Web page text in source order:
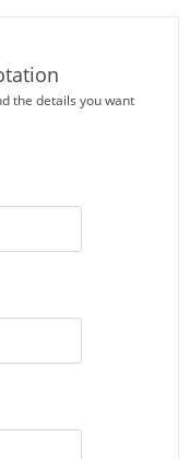
the details you want